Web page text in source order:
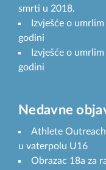
smrti u 2018.
Izvješće o
godini
Izvješće o
godini
Nedavne
Athlete
u vaterpolu U16
Obrazac 18a za